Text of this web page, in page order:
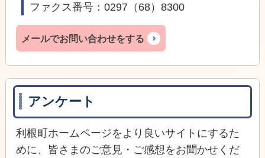
ファクス番号：0297（68）8300
メールでお問い合わせをする
アンケート
利根町ホームページをより良いサイトにするた
めに、皆さまのご意見・ご感想をお聞かせくだ